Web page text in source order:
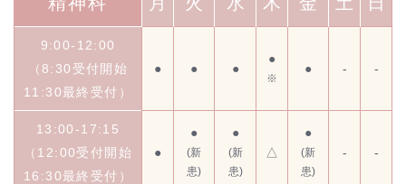
9:00-12:00
（8:30受付開始
11:30最終受付）
● ● ●
●
※
● - -
13:00-17:15
（12:00受付開始
16:30最終受付）
●
●
(新
患)
●
(新
患)
△
●
(新
患)
- -